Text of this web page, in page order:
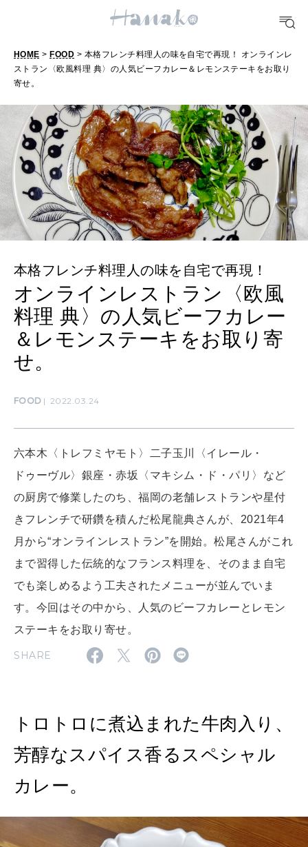
TRAVEL
どこ行く？
FORTUNE
明日のわたし
[12星座別] Weekly Holoscope
女神まり愛のタロットメッセージ
算命学がわかる今月のあなた
HEALTH
LEARN
知る、考える
SUSTAINABLE
CULTURE
WORK&MONEY
MAGAZINE
2026年8月号『お茶の時間です。』
2026年7月号「鎌倉 ローカルが 教えてくれた 本当の歩き方。」
2026年5月号「“大好き”に出会いに。韓国」
MAGAZINE MOOK
FOLLOW US!
HOME > FOOD > 本格フレンチ料理人の味を自宅で再現！ オンラインレ
ストラン〈欧風料理 典〉の人気ビーフカレー＆レモンステーキをお取り
寄せ。
本格フレンチ料理人の味を自宅で再現！
オンラインレストラン〈欧風
料理 典〉の人気ビーフカレー
＆レモンステーキをお取り寄
せ。
FOOD 2022.03.24
六本木〈トレフミヤモト〉二子玉川〈イレール・
ドゥーヴル〉銀座・赤坂〈マキシム・ド・パリ〉など
の厨房で修業したのち、福岡の老舗レストランや星付
きフレンチで研鑽を積んだ松尾龍典さんが、2021年4
月から“オンラインレストラン”を開始。松尾さんがこれ
まで習得した伝統的なフランス料理を、そのまま自宅
でも楽しめるよう工夫されたメニューが並んでいま
す。今回はその中から、人気のビーフカレーとレモン
ステーキをお取り寄せ。
SHARE
トロトロに煮込まれた牛肉入り、
芳醇なスパイス香るスペシャル
カレー。